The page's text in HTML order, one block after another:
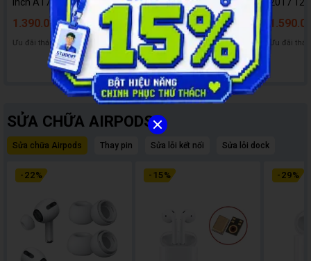
1.390.000đ 1.790.000đ
Ưu đãi tháng
3.990.000đ 4.510.000đ
Ưu đãi tháng Ưu đãi
SỬA CHỮA AIRPODS
Sửa chữa Airpods Thay pin Sửa lỗi kết nối Sửa lỗi dock
- 22% - 15% - 29%